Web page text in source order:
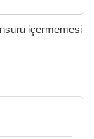
içermemesi